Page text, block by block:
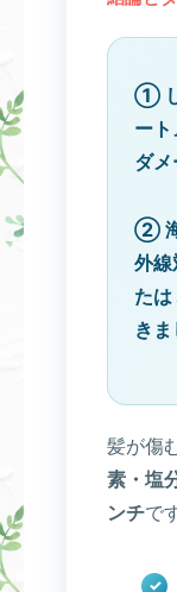
① し
ー
ダメ
② 海
外線
た
きま
髪が傷
素・塩
ンチで